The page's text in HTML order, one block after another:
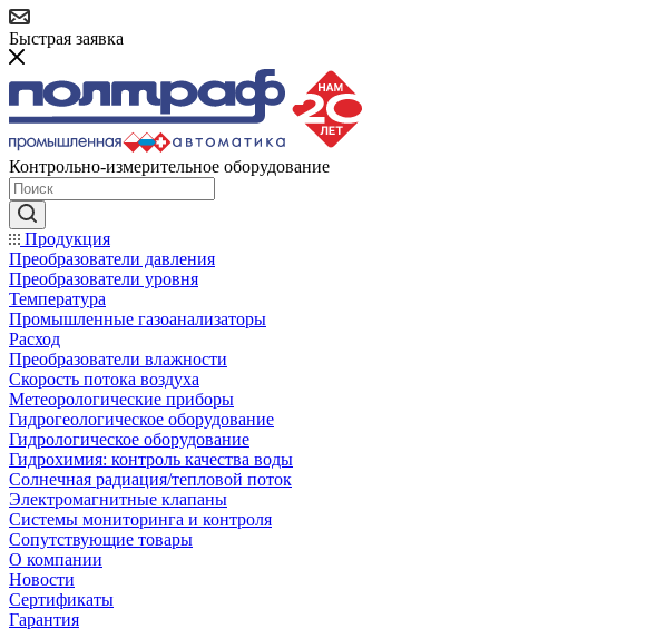
Быстрая заявка
Контрольно-измерительное оборудование
Продукция
Преобразователи давления
Преобразователи уровня
Температура
Промышленные газоанализаторы
Расход
Преобразователи влажности
Скорость потока воздуха
Метеорологические приборы
Гидрогеологическое оборудование
Гидрологическое оборудование
Гидрохимия: контроль качества воды
Солнечная радиация/тепловой поток
Электромагнитные клапаны
Системы мониторинга и контроля
Сопутствующие товары
О компании
Новости
Сертификаты
Гарантия